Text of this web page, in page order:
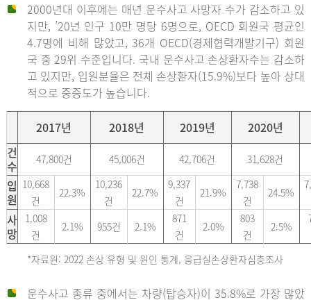
2000년대 이후에는 매년 운수사고 사망자 수가 감소하고 있
지만, ’20년 인구 10만 명당 6명으로, OECD 회원국 평균인
4.7명에 비해 많았고, 36개 OECD(경제협력개발기구) 회원
국 중 29위 수준입니다. 국내 운수사고 손상환자수는 감소하
고 있지만, 입원분율은 전체 손상환자(15.9%)보다 높아 상대
적으로 중증도가 높습니다.
2017년 2018년 2019년
2020년
건
수
47,800건 45,006건 42,706건 31,628건
입
원
10,668
건
22.3%
10,236
건
22.7%
9,337
건
21.9%
7,738
건
24.5%
사
망
1,008
건
2.1% 955건 2.1%
871
건
2.0%
803
건
2.5%
*자료원: 2022 손상 유형 및 원인 통계, 응급실손상환자심층조사
운수사고 종류 중에서는 차량(탑승자)이 35.8%로 가장 많았